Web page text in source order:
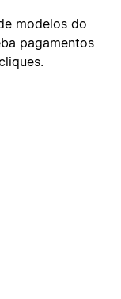
modelos do
pagamentos